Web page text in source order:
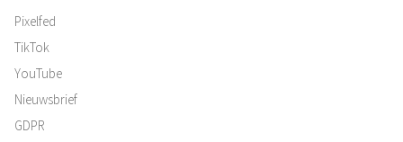
Pixelfed
TikTok
YouTube
Nieuwsbrief
GDPR